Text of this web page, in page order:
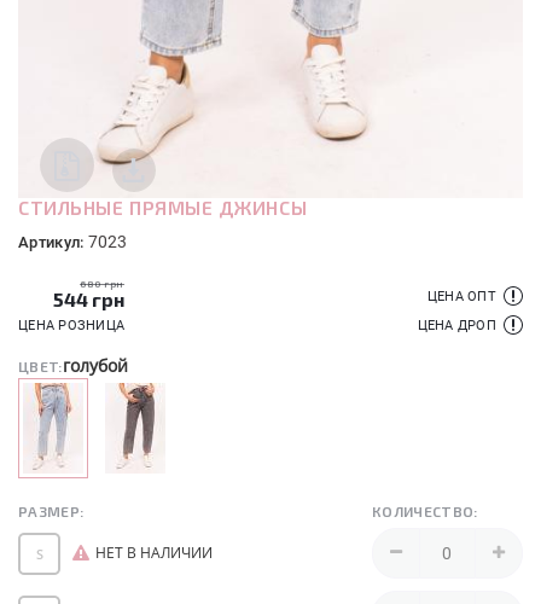
СТИЛЬНЫЕ ПРЯМЫЕ ДЖИНСЫ
Артикул: 7023
680 грн
544 грн
ЦЕНА РОЗНИЦА
ЦЕНА ОПТ
ЦЕНА ДРОП
ЦВЕТ:голубой
РАЗМЕР: КОЛИЧЕСТВО:
S НЕТ В НАЛИЧИИ